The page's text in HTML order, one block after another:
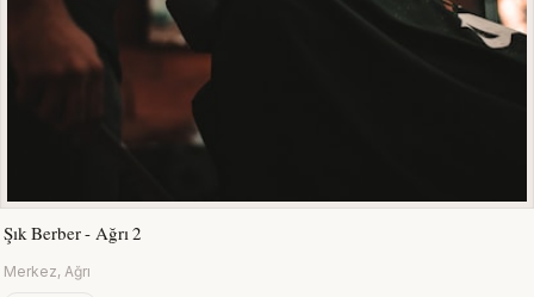
Şık Berber - Ağrı 2
Merkez, Ağrı